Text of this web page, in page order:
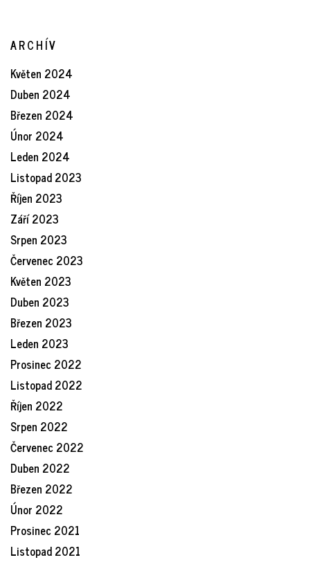
ARCHÍV
Květen 2024
Duben 2024
Březen 2024
Únor 2024
Leden 2024
Listopad 2023
Říjen 2023
Září 2023
Srpen 2023
Červenec 2023
Květen 2023
Duben 2023
Březen 2023
Leden 2023
Prosinec 2022
Listopad 2022
Říjen 2022
Srpen 2022
Červenec 2022
Duben 2022
Březen 2022
Únor 2022
Prosinec 2021
Listopad 2021